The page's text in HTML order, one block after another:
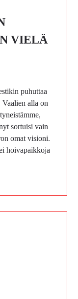
VIELÄ
puhuttaa
alla on
sortuisi vain
omat visioni.
hoivapaikkoja